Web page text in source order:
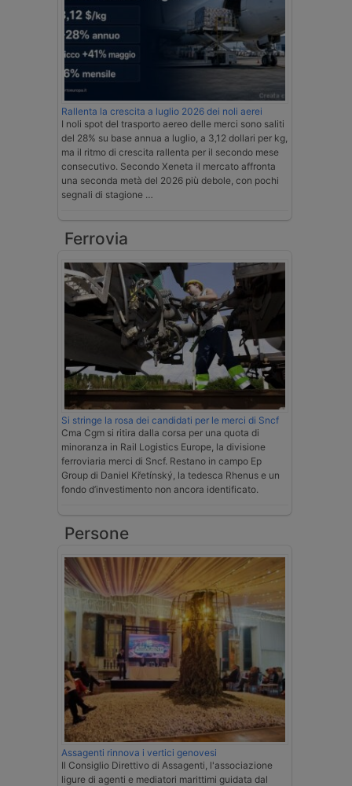
Rallenta la crescita a luglio 2026 dei noli aerei
I noli spot del trasporto aereo delle merci sono saliti
del 28% su base annua a luglio, a 3,12 dollari per kg,
ma il ritmo di crescita rallenta per il secondo mese
consecutivo. Secondo Xeneta il mercato affronta
una seconda metà del 2026 più debole, con pochi
segnali di stagione …
Ferrovia
Si stringe la rosa dei candidati per le merci di Sncf
Cma Cgm si ritira dalla corsa per una quota di
minoranza in Rail Logistics Europe, la divisione
ferroviaria merci di Sncf. Restano in campo Ep
Group di Daniel Křetínský, la tedesca Rhenus e un
fondo d’investimento non ancora identificato.
Persone
Assagenti rinnova i vertici genovesi
Il Consiglio Direttivo di Assagenti, l'associazione
ligure di agenti e mediatori marittimi guidata dal